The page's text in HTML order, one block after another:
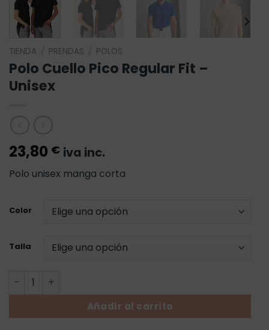
TIENDA PRENDAS POLOS
Polo Cuello Pico Regular Fit –
Unisex
23,80 € iva inc.
Polo unisex manga corta
Color
Talla
Polo Cuello Pico Regular Fit - Unisex cantidad
Añadir al carrito